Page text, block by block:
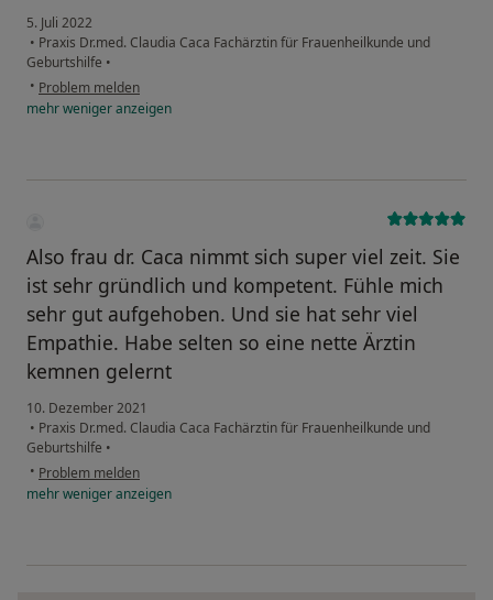
5. Juli 2022
• Praxis Dr.med. Claudia Caca Fachärztin für Frauenheilkunde und
Geburtshilfe •
• Problem melden
mehrwenigeranzeigen
Also frau dr. Caca nimmt sich super viel zeit. Sie
ist sehr gründlich und kompetent. Fühle mich
sehr gut aufgehoben. Und sie hat sehr viel
Empathie. Habe selten so eine nette Ärztin
kemnen gelernt
10. Dezember 2021
• Praxis Dr.med. Claudia Caca Fachärztin für Frauenheilkunde und
Geburtshilfe •
• Problem melden
mehrwenigeranzeigen